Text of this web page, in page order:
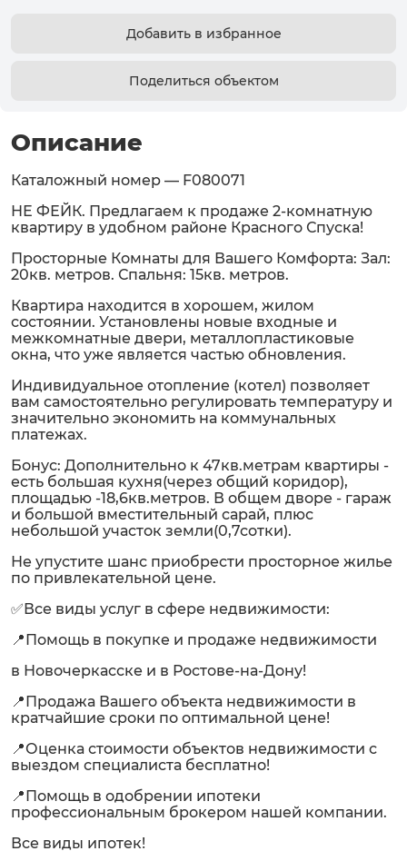
Добавить в избранное
Поделиться объектом
Описание
Каталожный номер — F080071
НЕ ФЕЙК. Предлагаем к продаже 2-комнатную
квартиру в удобном районе Красного Спуска!
Просторные Комнаты для Вашего Комфорта: Зал:
20кв. метров. Спальня: 15кв. метров.
Квартира находится в хорошем, жилом
состоянии. Установлены новые входные и
межкомнатные двери, металлопластиковые
окна, что уже является частью обновления.
Индивидуальное отопление (котел) позволяет
вам самостоятельно регулировать температуру и
значительно экономить на коммунальных
платежах.
Бонус: Дополнительно к 47кв.метрам квартиры -
есть большая кухня(через общий коридор),
площадью -18,6кв.метров. В общем дворе - гараж
и большой вместительный сарай, плюс
небольшой участок земли(0,7сотки).
Не упустите шанс приобрести просторное жилье
по привлекательной цене.
✅Все виды услуг в сфере недвижимости:
📍Помощь в покупке и продаже недвижимости
в Новочеркасске и в Ростове-на-Дону!
📍Продажа Вашего объекта недвижимости в
кратчайшие сроки по оптимальной цене!
📍Оценка стоимости объектов недвижимости с
выездом специалиста бесплатно!
📍Помощь в одобрении ипотеки
профессиональным брокером нашей компании.
Все виды ипотек!